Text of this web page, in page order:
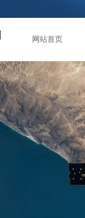
网站首页